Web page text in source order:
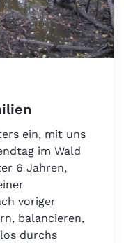
ein, mit uns
im Wald
6 Jahren,
voriger
balancieren,
durchs